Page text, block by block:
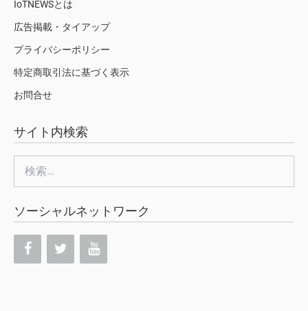
IoTNEWSとは
広告掲載・タイアップ
プライバシーポリシー
特定商取引法に基づく表示
お問合せ
サイト内検索
索:
ソーシャルネットワーク